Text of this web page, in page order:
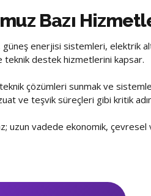
Bazı
enerjisi sistemleri, elektrik
teknik destek hizmetlerini kapsar.
çözümleri sunmak ve
ve teşvik süreçleri gibi kritik
uzun vadede ekonomik,